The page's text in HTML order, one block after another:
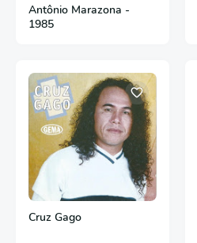
Antônio Marazona -
1985
Cruz Gago